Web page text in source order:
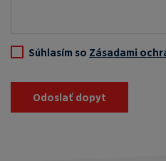
Súhlasím so Zásadami
Odoslať dopyt